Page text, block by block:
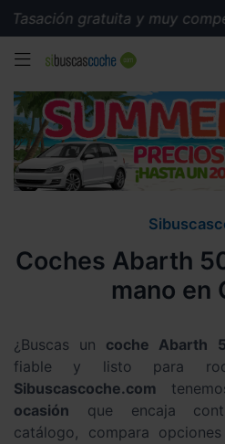
Tasación gratuita y muy
MENÚ
Coches Abarth
mano en
¿Buscas un coche Abarth
fiable y listo para
Sibuscascoche.com
ocasión que encaja
catálogo, compara